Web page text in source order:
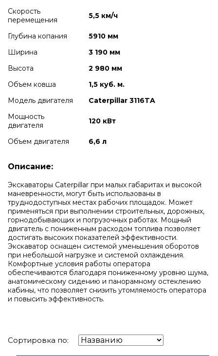
Скорость
перемещения
5,5 км/ч
Глубина копания
5910 мм
Ширина
3 190 мм
Высота
2 980 мм
Объем ковша
1,5 куб. м.
Модель двигателя
Caterpillar 3116TA
Мощность
двигателя
120 кВт
Объем двигателя 6,6 л
Описание:
Экскаваторы Caterpillar при малых габаритах и высокой
маневренности, могут быть использованы в
труднодоступных местах рабочих площадок. Может
применяться при выполнении строительных, дорожных,
горнодобывающих и погрузочных работах. Мощный
двигатель с пониженным расходом топлива позволяет
достигать высоких показателей эффективности.
Экскаватор оснащен системой уменьшения оборотов
при небольшой нагрузке и системой охлаждения.
Комфортные условия работы оператора
обеспечиваются благодаря пониженному уровню шума,
анатомическому сидению и панорамному остеклению
кабины, что позволяет снизить утомляемость оператора
и повысить эффективность.
Сортировка по: